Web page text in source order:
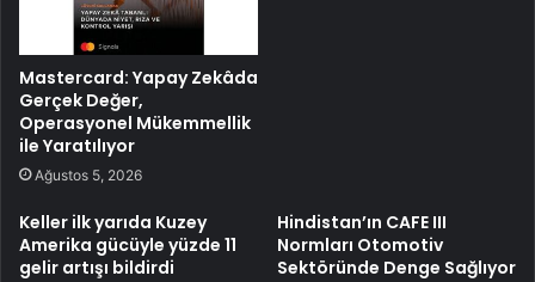
Mastercard: Yapay Zekâda
Gerçek Değer,
Operasyonel Mükemmellik
ile Yaratılıyor
Ağustos 5, 2026
Keller ilk yarıda Kuzey
Amerika gücüyle yüzde 11
gelir artışı bildirdi
Hindistan’ın CAFE III
Normları Otomotiv
Sektöründe Denge Sağlıyor